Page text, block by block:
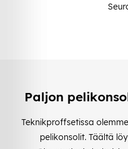
Paljon
Teknikproffsetissa
pelikonsolit. Täältä